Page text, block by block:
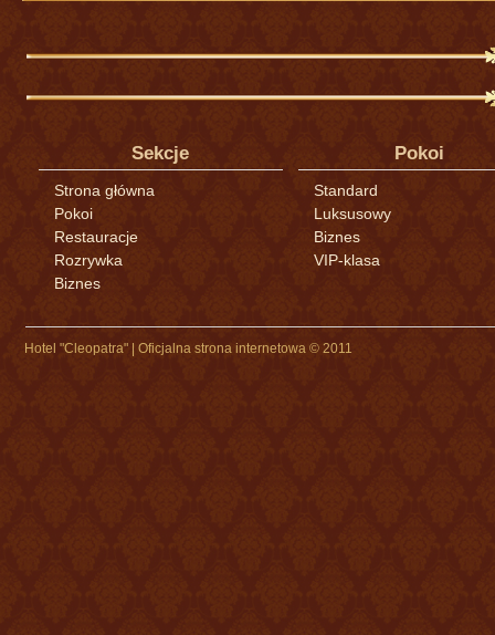
Sekcje
Strona główna
Pokoi
Restauracje
Rozrywka
Biznes
Pokoi
Standard
Luksusowy
Biznes
VIP-klasa
Hotel "Cleopatra" | Oficjalna strona internetowa © 2011